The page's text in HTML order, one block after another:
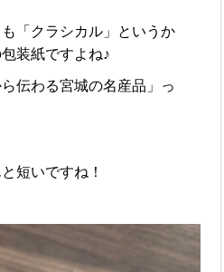
「クラシカル」というか
装紙ですよね♪
伝わる宮城の名産品」っ
短いですね！